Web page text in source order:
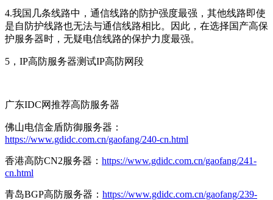
4.我国几条线路中，通信线路的防护强度最强，其他线路即使
是自防护线路也无法与通信线路相比。因此，在选择国产高保
护服务器时，无疑电信线路的保护力度最强。
5，IP高防服务器测试IP高防网段
广东IDC网推荐高防服务器
佛山电信金盾防御服务器：
https://www.gdidc.com.cn/gaofang/240-cn.html
香港高防CN2服务器： https://www.gdidc.com.cn/gaofang/241-
cn.html
青岛BGP高防服务器： https://www.gdidc.com.cn/gaofang/239-